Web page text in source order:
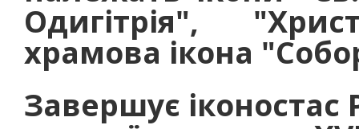
Одигітрія",
храмова ікона
Завершує іконостас